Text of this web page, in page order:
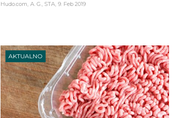
Hudo.com A. G., STA 9. Feb 2019
AKTUALNO